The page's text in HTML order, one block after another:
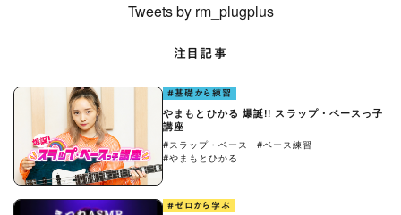
Tweets by rm_plugplus
注目記事
#基礎から練習
やまもとひかる 爆誕!! スラップ・ベースっ子
講座
#スラップ・ベース
#ベース練習
#やまもとひかる
#ゼロから学ぶ